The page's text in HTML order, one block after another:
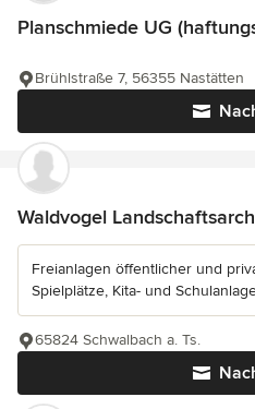
Planschmiede UG
Brühlstraße 7, 56355 Nastätten
Waldvogel
Freianlagen öffentlicher und
Spielplätze, Kita- und
65824 Schwalbach a. Ts.